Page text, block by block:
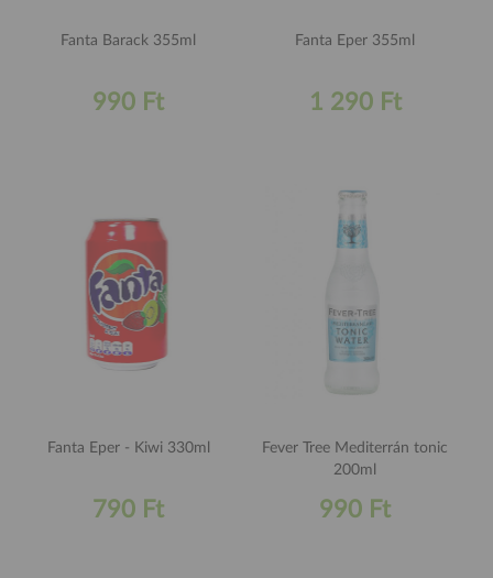
Fanta Barack 355ml
990 Ft
Fanta Eper 355ml
1 290 Ft
Fanta Eper - Kiwi 330ml
790 Ft
Fever Tree Mediterrán tonic
200ml
990 Ft